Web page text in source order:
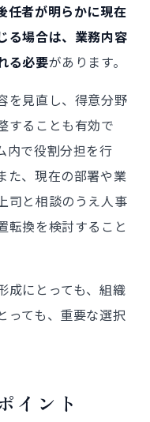
任者が明らかに現在
る場合は、業務内容
る必要があります。
を見直し、得意分野
することも有効で
内で役割分担を行
た、現在の部署や業
司と相談のうえ人事
転換を検討すること
成にとっても、組織
っても、重要な選択
イント